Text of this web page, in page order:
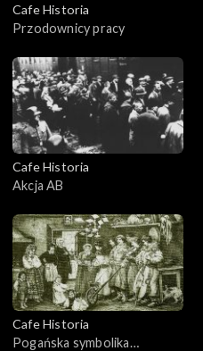
Cafe Historia
Przodownicy pracy
Cafe Historia
Akcja AB
Cafe Historia
Pogańska symbolika